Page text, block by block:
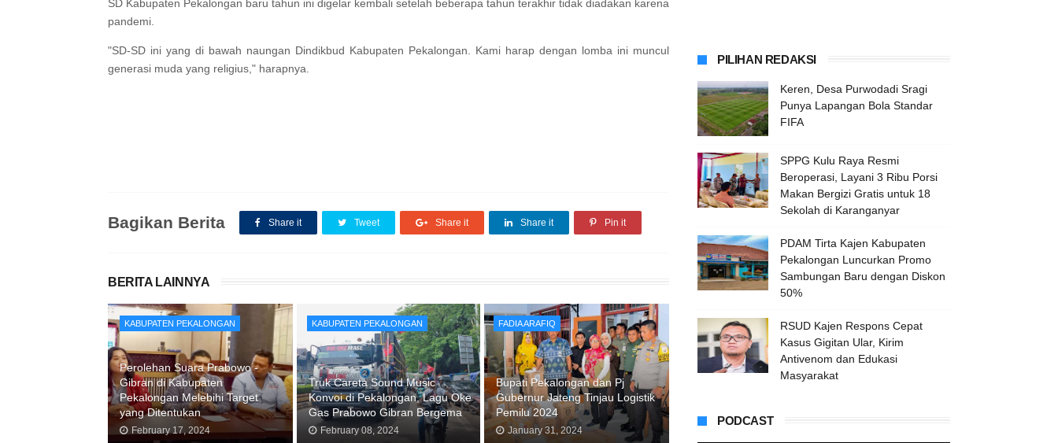
SD Kabupaten Pekalongan baru tahun ini digelar kembali setelah beberapa tahun terakhir tidak diadakan karena
pandemi.
"SD-SD ini yang di bawah naungan Dindikbud Kabupaten Pekalongan. Kami harap dengan lomba ini muncul
generasi muda yang religius," harapnya.
Bagikan Berita Share it Tweet Share it Share it Pin it
BERITA LAINNYA
KABUPATEN PEKALONGAN
Perolehan Suara Prabowo -
Gibran di Kabupaten
Pekalongan Melebihi Target
yang Ditentukan
February 17, 2024
KABUPATEN PEKALONGAN
Truk Careta Sound Music
Konvoi di Pekalongan, Lagu Oke
Gas Prabowo Gibran Bergema
February 08, 2024
FADIA ARAFIQ
Bupati Pekalongan dan Pj
Gubernur Jateng Tinjau Logistik
Pemilu 2024
January 31, 2024
PILIHAN REDAKSI
Keren, Desa Purwodadi Sragi
Punya Lapangan Bola Standar
FIFA
SPPG Kulu Raya Resmi
Beroperasi, Layani 3 Ribu Porsi
Makan Bergizi Gratis untuk 18
Sekolah di Karanganyar
PDAM Tirta Kajen Kabupaten
Pekalongan Luncurkan Promo
Sambungan Baru dengan Diskon
50%
RSUD Kajen Respons Cepat
Kasus Gigitan Ular, Kirim
Antivenom dan Edukasi
Masyarakat
PODCAST